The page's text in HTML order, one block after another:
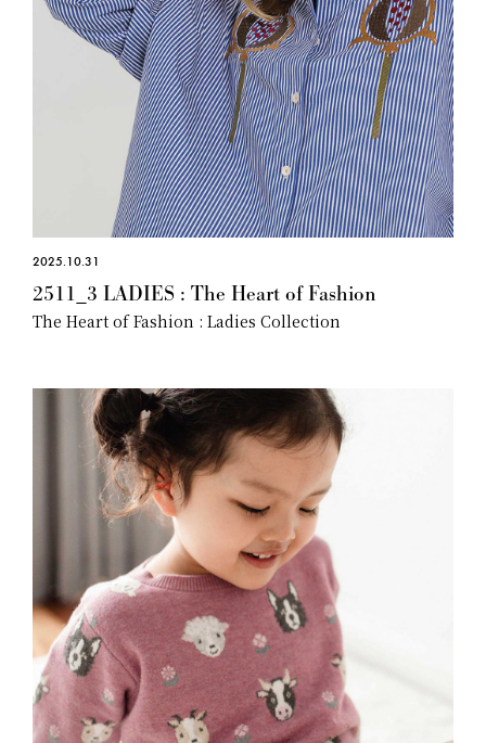
2025.10.31
2511_3 LADIES : The Heart of Fashion
The Heart of Fashion : Ladies Collection